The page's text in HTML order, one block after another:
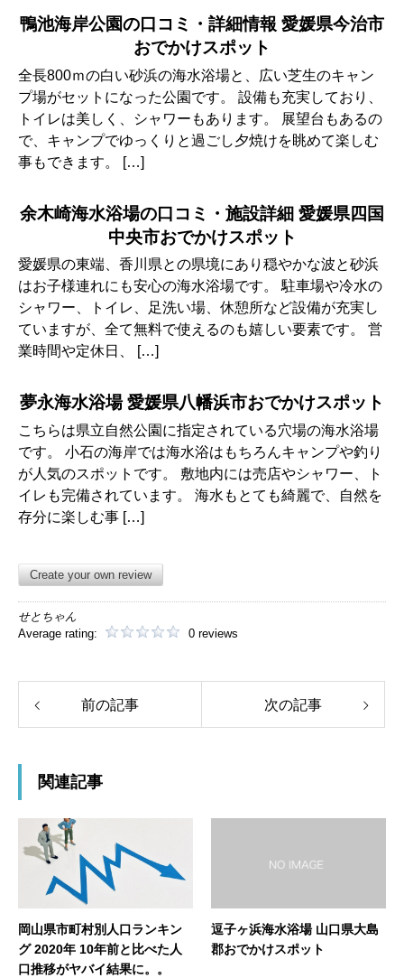
鴨池海岸公園の口コミ・詳細情報 愛媛県今治市
おでかけスポット
全長800ｍの白い砂浜の海水浴場と、広い芝生のキャン
プ場がセットになった公園です。 設備も充実しており、
トイレは美しく、シャワーもあります。 展望台もあるの
で、キャンプでゆっくりと過ごし夕焼けを眺めて楽しむ
事もできます。 […]
余木崎海水浴場の口コミ・施設詳細 愛媛県四国
中央市おでかけスポット
愛媛県の東端、香川県との県境にあり穏やかな波と砂浜
はお子様連れにも安心の海水浴場です。 駐車場や冷水の
シャワー、トイレ、足洗い場、休憩所など設備が充実し
ていますが、全て無料で使えるのも嬉しい要素です。 営
業時間や定休日、 […]
夢永海水浴場 愛媛県八幡浜市おでかけスポット
こちらは県立自然公園に指定されている穴場の海水浴場
です。 小石の海岸では海水浴はもちろんキャンプや釣り
が人気のスポットです。 敷地内には売店やシャワー、ト
イレも完備されています。 海水もとても綺麗で、自然を
存分に楽しむ事 […]
Create your own review
せとちゃん
Average rating:
0 reviews
前の記事 次の記事
関連記事
岡山県市町村別人口ランキン
グ 2020年 10年前と比べた人
口推移がヤバイ結果に。。
逗子ヶ浜海水浴場 山口県大島
郡おでかけスポット